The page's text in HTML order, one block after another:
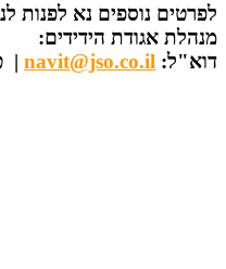
לפרטים נוספים נא לפנות ל
מנהלת אגודת הידידים:
דוא"ל: navit@jso.co.il
|